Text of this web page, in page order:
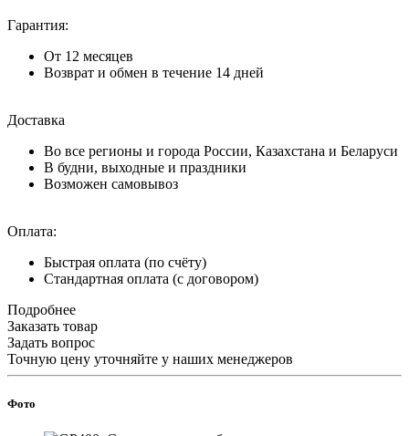
Гарантия:
От 12 месяцев
Возврат и обмен в течение 14 дней
Доставка
Во все регионы и города России, Казахстана и Беларуси
В будни, выходные и праздники
Возможен самовывоз
Оплата:
Быстрая оплата (по счёту)
Стандартная оплата (с договором)
Подробнее
Заказать товар
Задать вопрос
Точную цену уточняйте у наших менеджеров
Фото